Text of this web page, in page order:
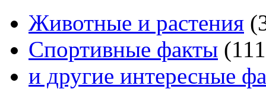
Животные и растения (
Спортивные факты (111
и другие интересные